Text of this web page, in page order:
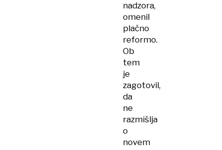
nadzora,
omenil
plačno
reformo.
Ob
tem
je
zagotovil,
da
ne
razmišlja
o
novem